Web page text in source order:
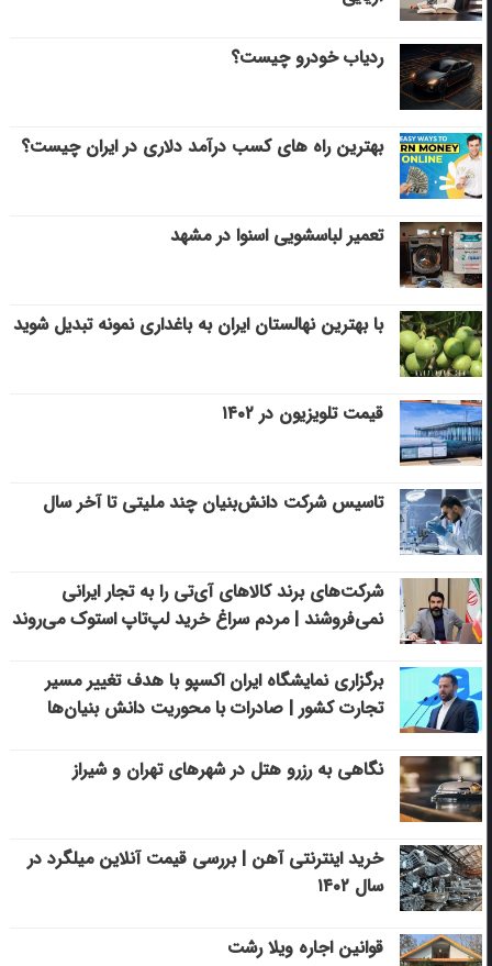
ردیاب خودرو چیست؟
بهترین راه های کسب درآمد دلاری در ایران چیست؟
تعمیر لباسشویی اسنوا در مشهد
با بهترین نهالستان ایران به باغداری نمونه تبدیل شوید
قیمت تلویزیون در ۱۴۰۲
تاسیس شرکت دانش‌بنیان چند ملیتی تا آخر سال
شرکت‌های برند کالاهای آی‌تی را به تجار ایرانی
نمی‌فروشند | مردم سراغ خرید لپ‌تاپ استوک می‌روند
برگزاری نمایشگاه ایران اکسپو با هدف تغییر مسیر
تجارت کشور | صادرات با محوریت دانش بنیان‌ها
نگاهی به رزرو هتل در شهرهای تهران و شیراز
خرید اینترنتی آهن | بررسی قیمت آنلاین میلگرد در
سال ۱۴۰۲
قوانین اجاره ویلا رشت